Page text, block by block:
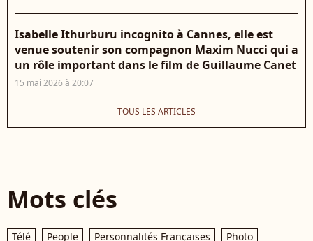
Isabelle Ithurburu incognito à Cannes, elle est
venue soutenir son compagnon Maxim Nucci qui a
un rôle important dans le film de Guillaume Canet
15 mai 2026 à 20:07
TOUS LES ARTICLES
Mots clés
Télé People Personnalités Françaises
Photo